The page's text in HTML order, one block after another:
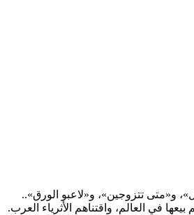
و«متى تتزوجين»، و«لاعبو الورق»..
بيعها في العالم، واقتناهم الأثرياء العرب.